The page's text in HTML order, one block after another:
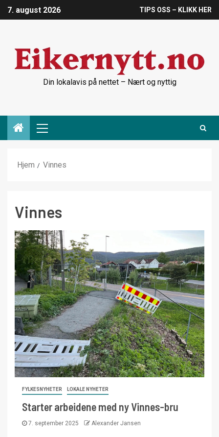
7. august 2026 TIPS OSS – KLIKK HER
Din lokalavis på nettet – Nært og nyttig
Hjem Vinnes
Vinnes
FYLKESNYHETER LOKALE NYHETER
Starter arbeidene med ny Vinnes-bru
7. september 2025 Alexander Jansen